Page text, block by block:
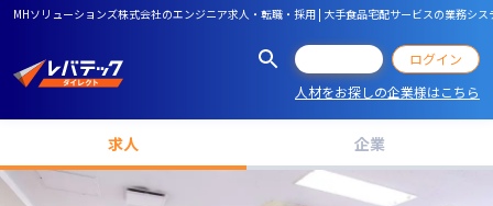
MHソリューションズ株式会社のエンジニア求人・転職・採用 | 大手食品宅配サービスの業務シ
ログイン
人材をお探しの企業様はこちら
求人 企業